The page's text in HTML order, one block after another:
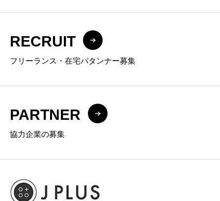
RECRUIT
フリーランス・在宅パタンナー募集
PARTNER
協力企業の募集